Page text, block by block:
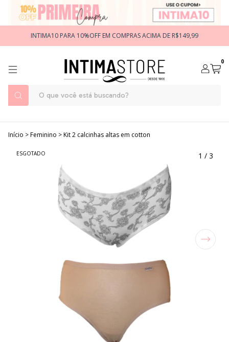
INTIMA10 PARA 10%OFF EM COMPRAS ACIMA DE R$149,99
0
Início >Feminino >Kit 2 calcinhas altas em cotton
ESGOTADO 1 / 3